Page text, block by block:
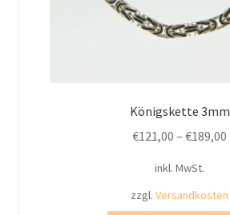
Königskette 3mm
€121,00 – €189,00
inkl. MwSt.
zzgl. Versandkosten